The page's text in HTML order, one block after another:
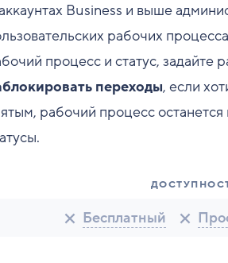
Business и выше
рабочих
процесс и статус,
переходы, если
рабочий процесс
Бесплатный